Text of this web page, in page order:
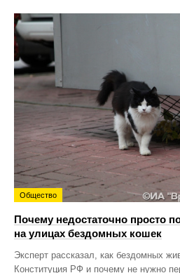
Общество
Почему недостаточно просто
на улицах бездомных кошек
Эксперт рассказал, как бездомных
Конституция РФ и почему не нужно